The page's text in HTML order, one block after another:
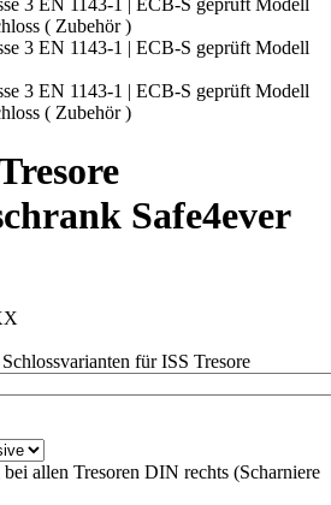
Safe4ever
für ISS Tresore
bei allen Tresoren DIN rechts (Scharniere